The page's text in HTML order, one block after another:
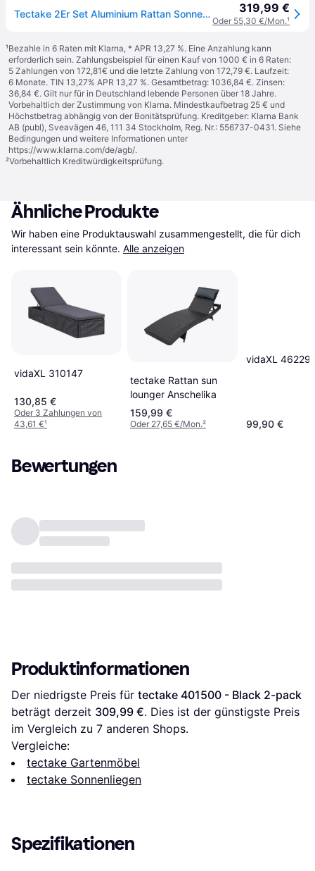
Tectake 2Er Set Aluminium Rattan Sonnenliegen Wetterfest und Uv Beständig 5 Fach Verstellbare Rückenlehne Dicke Des Polsters 7 5 cm 184 x 60 x 21 c 319,99 €
Oder 55,30 €/Mon.¹
¹Bezahle in 6 Raten mit Klarna, * APR 13,27 %. Eine Anzahlung kann
erforderlich sein. Zahlungsbeispiel für einen Kauf von 1000 € in 6 Raten:
5 Zahlungen von 172,81€ und die letzte Zahlung von 172,79 €. Laufzeit:
6 Monate. TIN 13,27% APR 13,27 %. Gesamtbetrag: 1036,84 €. Zinsen:
36,84 €. Gilt nur für in Deutschland lebende Personen über 18 Jahre.
Vorbehaltlich der Zustimmung von Klarna. Mindestkaufbetrag 25 € und
Höchstbetrag abhängig von der Bonitätsprüfung. Kreditgeber: Klarna Bank
AB (publ), Sveavägen 46, 111 34 Stockholm, Reg. Nr.: 556737-0431. Siehe
Bedingungen und weitere Informationen unter
https://www.klarna.com/de/agb/.
²Vorbehaltlich Kreditwürdigkeitsprüfung.
Ähnliche Produkte
Wir haben eine Produktauswahl zusammengestellt, die für dich
interessant sein könnte. Alle anzeigen
vidaXL 310147
130,85 €
Oder 3 Zahlungen von
43,61 €¹
tectake Rattan sun
lounger Anschelika
159,99 €
Oder 27,65 €/Mon.²
vidaXL 46229
99,90 €
Bewertungen
Produktinformationen
Der niedrigste Preis für tectake 401500 - Black 2-pack
beträgt derzeit 309,99 €. Dies ist der günstigste Preis
im Vergleich zu 7 anderen Shops.
Vergleiche:
tectake Gartenmöbel
tectake Sonnenliegen
Spezifikationen